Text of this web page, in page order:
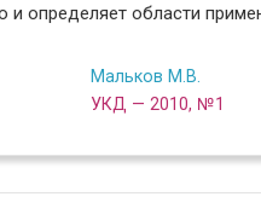
определяет области
Мальков М.В.
УКД — 2010, №1